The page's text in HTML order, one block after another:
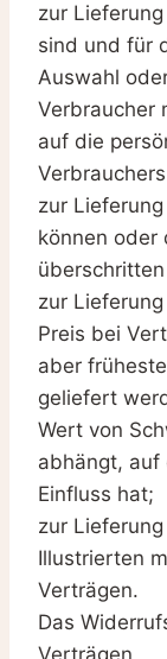
zur
sind und für
Auswahl
Verbraucher
auf die
zur
können oder
zur
Preis bei
aber
geliefert
Wert von
abhängt, auf
Einfluss hat;
zur
Illustrierten
Verträgen.
Das
Verträgen